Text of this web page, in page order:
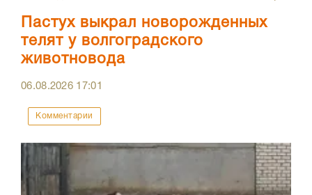
Пастух выкрал новорожденных
телят у волгоградского
животновода
06.08.2026 17:01
Комментарии